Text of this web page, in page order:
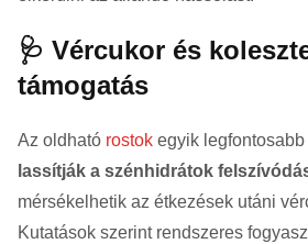
🩺 Vércukor és
támogatás
Az oldható rostok egyik
lassítják a szénhidrátok
mérsékelhetik az étkezések utáni
Kutatások szerint rendszeres